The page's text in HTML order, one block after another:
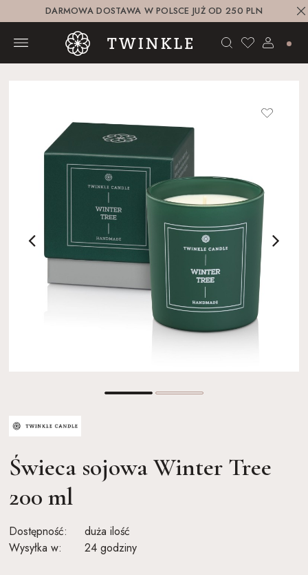
DARMOWA DOSTAWA W POLSCE JUŻ OD 250 PLN
Świeca sojowa Winter Tree
200 ml
Dostępność:
duża ilość
Wysyłka w:
24 godziny